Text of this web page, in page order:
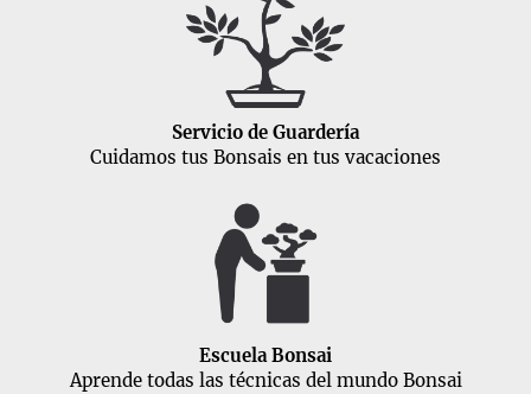
Servicio de Guardería
Cuidamos tus Bonsais en tus vacaciones
Escuela Bonsai
Aprende todas las técnicas del mundo Bonsai